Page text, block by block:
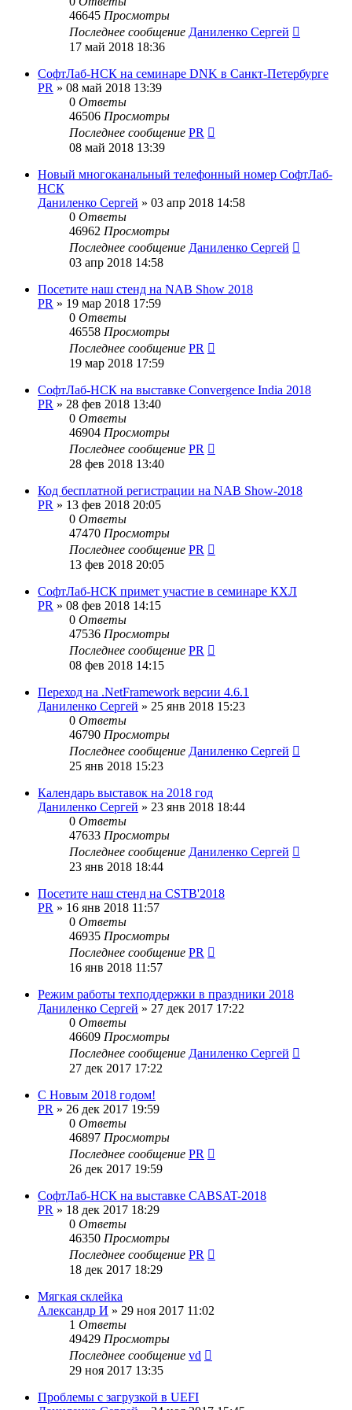
46645 Просмотры
Последнее сообщение Даниленко Сергей
17 май 2018 18:36
СофтЛаб-НСК на семинаре DNK в Санкт-Петербурге
PR » 08 май 2018 13:39
0 Ответы
46506 Просмотры
Последнее сообщение PR
08 май 2018 13:39
Новый многоканальный телефонный номер СофтЛаб-
НСК
Даниленко Сергей » 03 апр 2018 14:58
0 Ответы
46962 Просмотры
Последнее сообщение Даниленко Сергей
03 апр 2018 14:58
Посетите наш стенд на NAB Show 2018
PR » 19 мар 2018 17:59
0 Ответы
46558 Просмотры
Последнее сообщение PR
19 мар 2018 17:59
СофтЛаб-НСК на выставке Convergence India 2018
PR » 28 фев 2018 13:40
0 Ответы
46904 Просмотры
Последнее сообщение PR
28 фев 2018 13:40
Код бесплатной регистрации на NAB Show-2018
PR » 13 фев 2018 20:05
0 Ответы
47470 Просмотры
Последнее сообщение PR
13 фев 2018 20:05
СофтЛаб-НСК примет участие в семинаре КХЛ
PR » 08 фев 2018 14:15
0 Ответы
47536 Просмотры
Последнее сообщение PR
08 фев 2018 14:15
Переход на .NetFramework версии 4.6.1
Даниленко Сергей » 25 янв 2018 15:23
0 Ответы
46790 Просмотры
Последнее сообщение Даниленко Сергей
25 янв 2018 15:23
Календарь выставок на 2018 год
Даниленко Сергей » 23 янв 2018 18:44
0 Ответы
47633 Просмотры
Последнее сообщение Даниленко Сергей
23 янв 2018 18:44
Посетите наш стенд на CSTB'2018
PR » 16 янв 2018 11:57
0 Ответы
46935 Просмотры
Последнее сообщение PR
16 янв 2018 11:57
Режим работы техподдержки в праздники 2018
Даниленко Сергей » 27 дек 2017 17:22
0 Ответы
46609 Просмотры
Последнее сообщение Даниленко Сергей
27 дек 2017 17:22
С Новым 2018 годом!
PR » 26 дек 2017 19:59
0 Ответы
46897 Просмотры
Последнее сообщение PR
26 дек 2017 19:59
СофтЛаб-НСК на выставке CABSAT-2018
PR » 18 дек 2017 18:29
0 Ответы
46350 Просмотры
Последнее сообщение PR
18 дек 2017 18:29
Мягкая склейка
Александр И » 29 ноя 2017 11:02
1 Ответы
49429 Просмотры
Последнее сообщение vd
29 ноя 2017 13:35
Проблемы с загрузкой в UEFI